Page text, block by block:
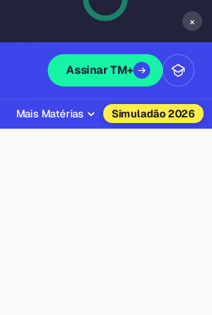
×
Assinar TM+
Mais Matérias Simuladão 2026